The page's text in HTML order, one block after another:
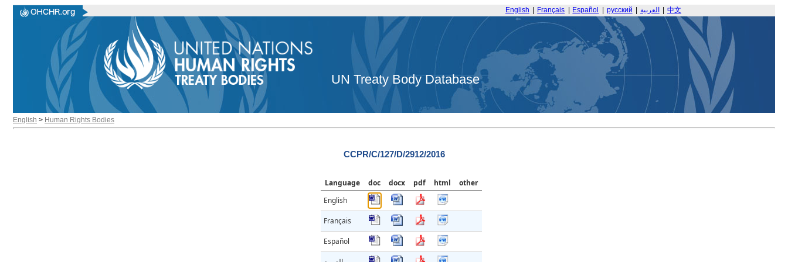
English Français Español русский العربية 中文
UN Treaty Body Database
English > Human Rights Bodies
CCPR/C/127/D/2912/2016
Language doc docx pdf html
other
English
Français
Español